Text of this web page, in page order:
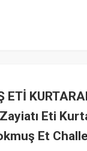
ETİ
Eti
Et